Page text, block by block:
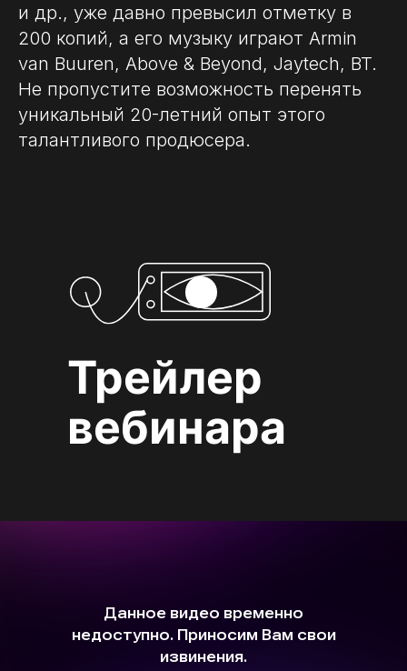
и др., уже давно превысил отметку в
200 копий, а его музыку играют Armin
van Buuren, Above & Beyond, Jaytech, BT.
Не пропустите возможность перенять
уникальный 20-летний опыт этого
талантливого продюсера.
Трейлер
вебинара